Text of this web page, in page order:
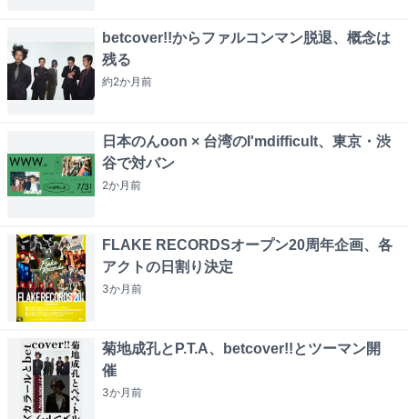
betcover!!からファルコンマン脱退、概念は
残る
約2か月前
日本のんoon × 台湾のI'mdifficult、東京・渋
谷で対バン
2か月前
FLAKE RECORDSオープン20周年企画、各
アクトの日割り決定
3か月前
菊地成孔とP.T.A、betcover!!とツーマン開
催
3か月前